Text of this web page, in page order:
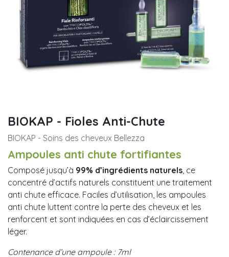
BIOKAP - Fioles Anti-Chute
BIOKAP - Soins des cheveux Bellezza
Ampoules anti chute fortifiantes
Composé jusqu’à 99% d’ingrédients naturels, ce
concentré d’actifs naturels constituent une traitement
anti chute efficace. Faciles d’utilisation, les ampoules
anti chute luttent contre la perte des cheveux et les
renforcent et sont indiquées en cas d’éclaircissement
léger.
Contenance d’une ampoule : 7ml